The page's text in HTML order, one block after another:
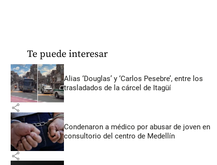
Te puede interesar
Alias ‘Douglas’ y ‘Carlos Pesebre’, entre los
trasladados de la cárcel de Itagüí
share
Condenaron a médico por abusar de joven en
consultorio del centro de Medellín
share